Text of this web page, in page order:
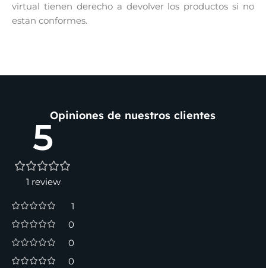
virtual tienen derecho a devolver los productos si no
estan conformes.
Opiniones de nuestros clientes
5
1 review
1
0
0
0